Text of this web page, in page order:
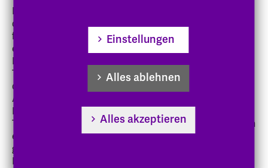
In 2005 erschien die Version 1.0 von ICNP. Es heißt in
der Einleitung zur Version 1.0, dass ICNP mit einer
formalen Grundlage versehen worden ist, um
eine softwaregestützte Weiterentwicklung zu erlauben.
Hierdurch sollen u. a. überflüssige und mehrdeutige
Termini vermieden werden. Weitere Vorteile werden bei
der Verwaltung von Synonymen und Übersetzungen der
Ausdrücke der ICNP gesehen. Endlich soll auch die
Hinterlegung von Regeln der Kombination von
Termini unterstützt werden. Die Einleitung rechnet auch
ein neues Kodierungsprinzip zu den Vorteilen einer
genuin computerunterstützten Weiterentwicklung von
ICNP.
Einstellungen
Alles ablehnen
Alles akzeptieren